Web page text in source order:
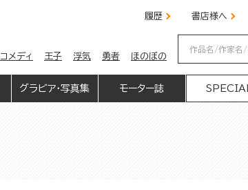
履歴 書店様へ
コメディ 王子 浮気 勇者 ほのぼの
グラビア・写真集 モーター誌 SPECIAL